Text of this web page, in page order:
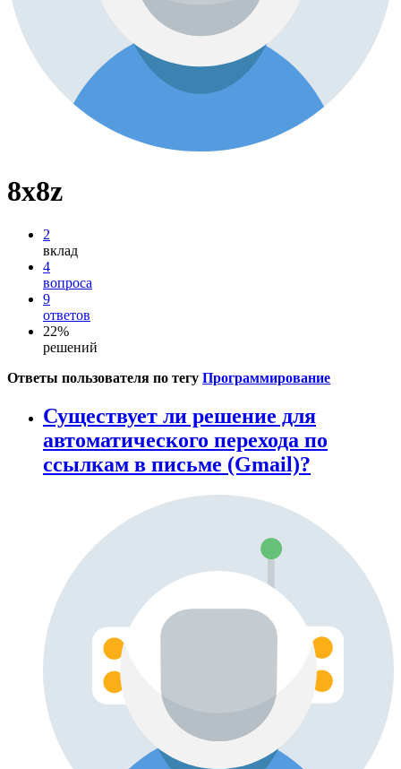
8x8z
2
вклад
4
вопроса
9
ответов
22%
решений
Ответы пользователя по тегу Программирование
Существует ли решение для
автоматического перехода по
ссылкам в письме (Gmail)?